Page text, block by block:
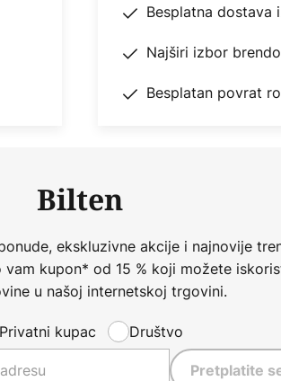
Besplatna dostava
Najširi izbor
Besplatan povrat
Bilten
ekskluzivne akcije i najnovije
kupon* od 15 % koji možete
u našoj internetskoj trgovini.
kupac Društvo
Pretplatite